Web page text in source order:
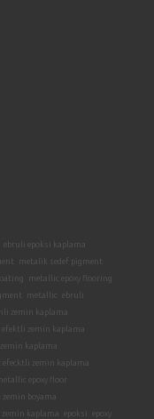
ebruli epoksi kaplama
metalik sedef pigment
metallic epoxy flooring
metallic
ebruli
zemin kaplama
efektli zemin kaplama
kaplama
efecktli zemin kaplama
epoxy floor
boyama
zemin kaplama epoksi epoxy